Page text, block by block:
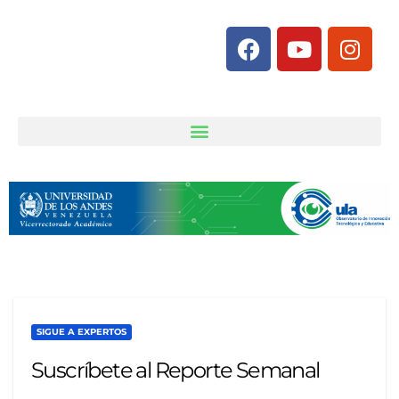
SIGUE A EXPERTOS
Suscríbete al Reporte Semanal